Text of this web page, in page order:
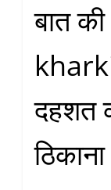
बात
दहशत